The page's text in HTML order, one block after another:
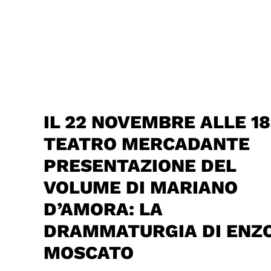
IL 22 NOVEMBRE ALLE
TEATRO MERCADANTE
PRESENTAZIONE DEL
VOLUME DI MARIANO
D’AMORA: LA
DRAMMATURGIA DI
MOSCATO